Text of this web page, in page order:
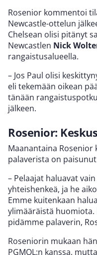
Rosenior kommentoi
Newcastle-ottelun
Chelsean olisi pitänyt
Newcastlen Nick
rangaistusalueella.
– Jos Paul olisi
eli tekemään oikean
tänään
jälkeen.
Rosenior:
Maanantaina
palaverista on
– Pelaajat haluavat
yhteishenkeä, ja he
Emme kuitenkaan
ylimääräistä huomiota.
pidämme palaverin,
Roseniorin mukaan
PGMOL:n kanssa,